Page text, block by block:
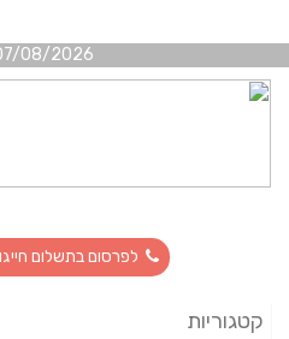
08/2026 22:18
לפרסום בתשלום חייגו 077-
קטגוריות